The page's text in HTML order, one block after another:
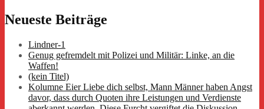
Neueste Beiträge
Lindner-1
Genug gefremdelt mit Polizei und Militär: Linke, an die
Waffen!
(kein Titel)
Kolumne Eier Liebe dich selbst, Mann Männer haben Angst
davor, dass durch Quoten ihre Leistungen und Verdienste